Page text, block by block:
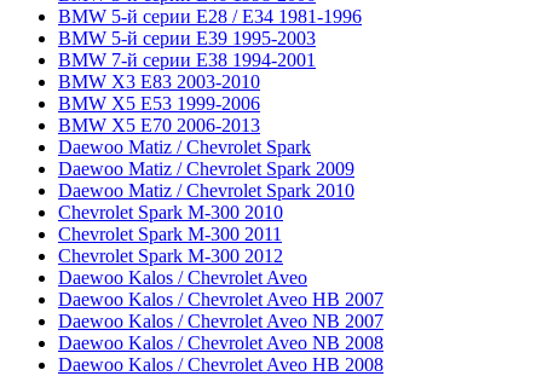
BMW 5-й серии E28 / E34 1981-1996
BMW 5-й серии E39 1995-2003
BMW 7-й серии E38 1994-2001
BMW X3 E83 2003-2010
BMW X5 E53 1999-2006
BMW X5 E70 2006-2013
Daewoo Matiz / Chevrolet Spark
Daewoo Matiz / Chevrolet Spark 2009
Daewoo Matiz / Chevrolet Spark 2010
Chevrolet Spark M-300 2010
Chevrolet Spark M-300 2011
Chevrolet Spark M-300 2012
Daewoo Kalos / Chevrolet Aveo
Daewoo Kalos / Chevrolet Aveo HB 2007
Daewoo Kalos / Chevrolet Aveo NB 2007
Daewoo Kalos / Chevrolet Aveo NB 2008
Daewoo Kalos / Chevrolet Aveo HB 2008